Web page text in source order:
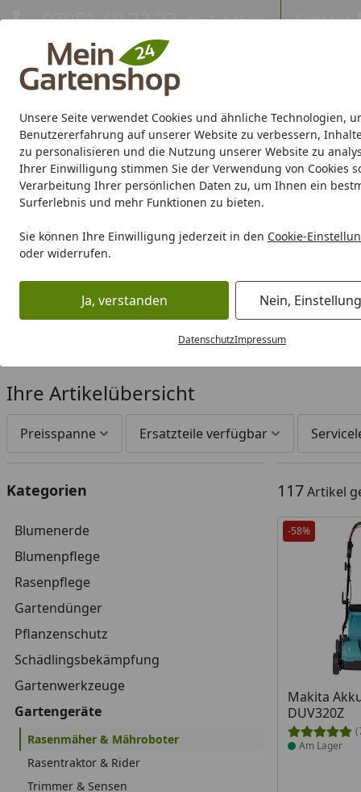
Unsere Seite verwendet Cookies und ähnliche Technologien,
Benutzererfahrung auf unserer Website zu verbessern,
zu personalisieren und die Nutzung unserer Website zu
Ihrer Einwilligung stimmen Sie der Verwendung von Cookies
Verarbeitung Ihrer persönlichen Daten zu, um Ihnen ein
Surferlebnis und mehr Funktionen zu bieten.
Sie können Ihre Einwilligung jederzeit in den Cookie-
oder widerrufen.
Ja, verstanden Nein,
DatenschutzImpressum
Eigene Montage-Teams
07051 / 9 22 22 Mo-Fr. 8-16 Uhr Kontakt
Gartenhaus Gerätehaus Gewächshaus Carport/
Marken Sale %
Karibu Pools inkl.
Dein Traumpool im Sorglos-
Startseite
Gartenpflege Gartengeräte Rasenmäher & Mähroboter
Rasenmäher & Mähroboter
Ihre Artikelübersicht
Preisspanne Ersatzteile verfügbar
Kategorien
Blumenerde
Blumenpflege
Rasenpflege
Gartendünger
Pflanzenschutz
Schädlingsbekämpfung
Gartenwerkzeuge
Gartengeräte
Rasenmäher & Mähroboter
Rasentraktor & Rider
Trimmer & Sensen
117Artikel
-58%
Makita
DUV320Z
Produkt
Am Lager